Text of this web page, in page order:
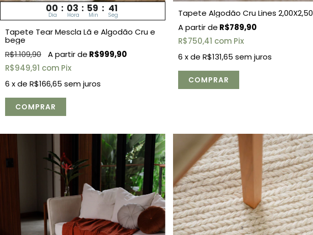
00 : 03 : 59 : 39
Dia Hora Min Seg
Tapete Tear Mescla Lã e Algodão Cru e
bege
R$1.109,90
R$999,90
R$949,91 com Pix
6 x de R$166,65 sem juros
COMPRAR
Tapete Algodão Cru Lines 2,00X2,50
R$789,90
R$750,41 com Pix
6 x de R$131,65 sem juros